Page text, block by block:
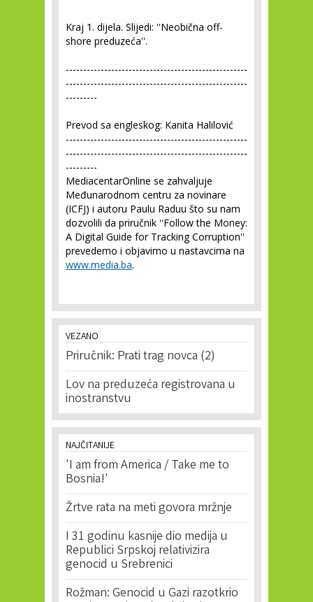
Kraj 1. dijela. Slijedi: ''Neobična off-
shore preduzeća''.
----------------------------------------------------
----------------------------------------------------
---------
Prevod sa engleskog: Kanita Halilović
----------------------------------------------------
----------------------------------------------------
---------
MediacentarOnline se zahvaljuje
Međunarodnom centru za novinare
(ICFJ) i autoru Paulu Raduu što su nam
dozvolili da priručnik ''Follow the Money:
A Digital Guide for Tracking Corruption''
prevedemo i objavimo u nastavcima na
www.media.ba.
VEZANO
Priručnik: Prati trag novca (2)
Lov na preduzeća registrovana u
inostranstvu
NAJČITANIJE
'I am from America / Take me to
Bosnia!'
Žrtve rata na meti govora mržnje
I 31 godinu kasnije dio medija u
Republici Srpskoj relativizira
genocid u Srebrenici
Rožman: Genocid u Gazi razotkrio